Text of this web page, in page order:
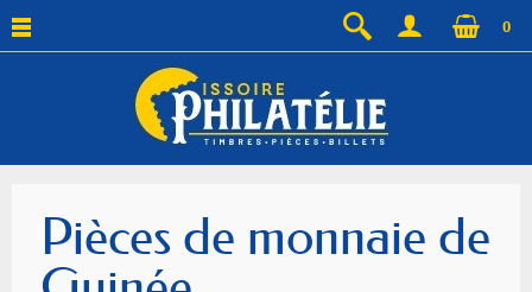
0
Pièces de monnaie de